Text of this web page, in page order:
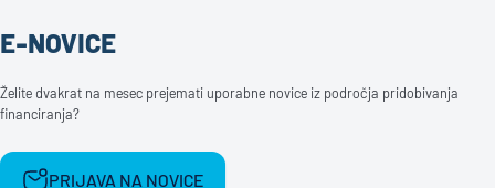
E-NOVICE
Želite dvakrat na mesec prejemati uporabne novice iz področja pridobivanja
financiranja?
PRIJAVA NA NOVICE